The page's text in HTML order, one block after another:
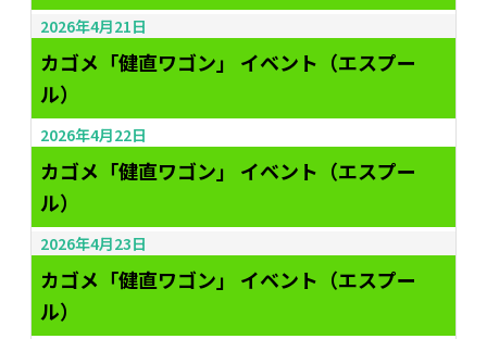
2026年4月21日
カゴメ「健直ワゴン」 イベント（エスプー
ル）
2026年4月22日
カゴメ「健直ワゴン」 イベント（エスプー
ル）
2026年4月23日
カゴメ「健直ワゴン」 イベント（エスプー
ル）